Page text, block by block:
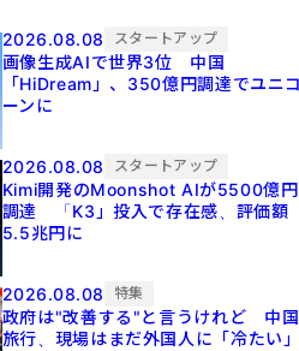
2026.08.08 スタートアップ
画像生成AIで世界3位 中国
「HiDream」、350億円調達でユニ
ーンに
2026.08.08 スタートアップ
Kimi開発のMoonshot AIが5500億円
調達 「K3」投入で存在感、評価額
5.5兆円に
2026.08.08 特集
政府は"改善する"と言うけれど 中国
旅行、現場はまだ外国人に「冷たい